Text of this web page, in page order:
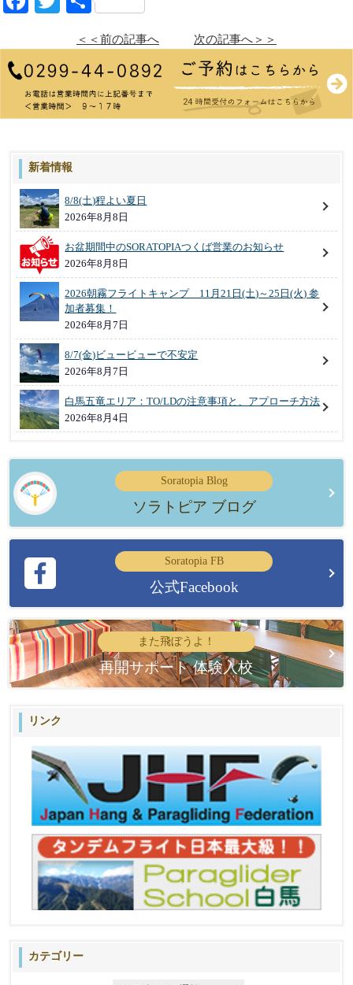
＜＜前の記事へ 次の記事へ＞＞
新着情報
8/8(土)程よい夏日
2026年8月8日
お盆期間中のSORATOPIAつくば営業のお知らせ
2026年8月8日
2026朝霧フライトキャンプ 11月21日(土)～25日(火) 参
加者募集！
2026年8月7日
8/7(金)ビュービューで不安定
2026年8月7日
白馬五竜エリア：TO/LDの注意事項と、アプローチ方法
2026年8月4日
Soratopia Blog
ソラトピア ブログ
Soratopia FB
公式Facebook
また飛ぼうよ！
再開サポート 体験入校
リンク
カテゴリー